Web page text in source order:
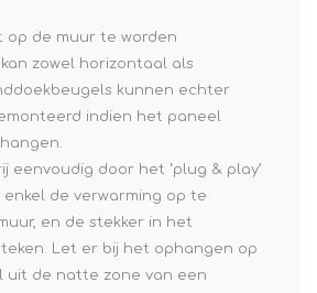
op de muur te worden
zowel horizontaal als
kunnen echter
indien het paneel
eenvoudig door het ‘plug & play’
de verwarming op te
en de stekker in het
Let er bij het ophangen op
uit de natte zone van een